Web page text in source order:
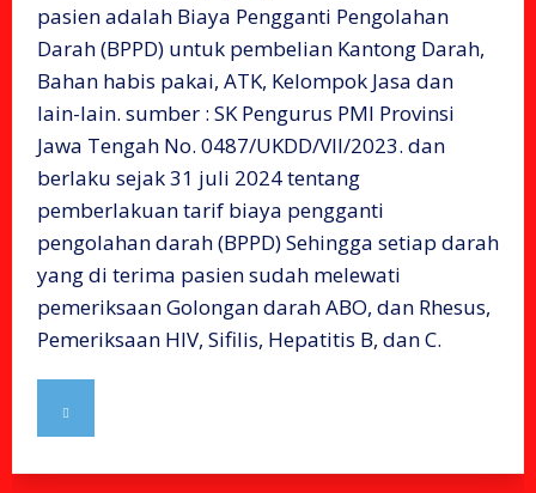
pasien adalah Biaya Pengganti Pengolahan
Darah (BPPD) untuk pembelian Kantong Darah,
Bahan habis pakai, ATK, Kelompok Jasa dan
lain-lain. sumber : SK Pengurus PMI Provinsi
Jawa Tengah No. 0487/UKDD/VII/2023. dan
berlaku sejak 31 juli 2024 tentang
pemberlakuan tarif biaya pengganti
pengolahan darah (BPPD) Sehingga setiap darah
yang di terima pasien sudah melewati
pemeriksaan Golongan darah ABO, dan Rhesus,
Pemeriksaan HIV, Sifilis, Hepatitis B, dan C.